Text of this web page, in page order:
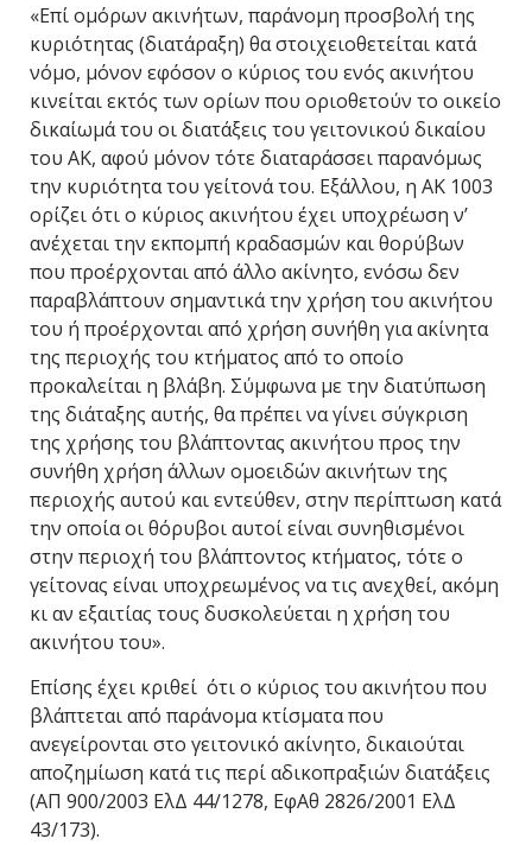
«Επί ομόρων ακινήτων, παράνομη προσβολή της
κυριότητας (διατάραξη) θα στοιχειοθετείται κατά
νόμο, μόνον εφόσον ο κύριος του ενός ακινήτου
κινείται εκτός των ορίων που οριοθετούν το οικείο
δικαίωμά του οι διατάξεις του γειτονικού δικαίου
του ΑΚ, αφού μόνον τότε διαταράσσει παρανόμως
την κυριότητα του γείτονά του. Εξάλλου, η ΑΚ 1003
ορίζει ότι ο κύριος ακινήτου έχει υποχρέωση ν’
ανέχεται την εκπομπή κραδασμών και θορύβων
που προέρχονται από άλλο ακίνητο, ενόσω δεν
παραβλάπτουν σημαντικά την χρήση του ακινήτου
του ή προέρχονται από χρήση συνήθη για ακίνητα
της περιοχής του κτήματος από το οποίο
προκαλείται η βλάβη. Σύμφωνα με την διατύπωση
της διάταξης αυτής, θα πρέπει να γίνει σύγκριση
της χρήσης του βλάπτοντας ακινήτου προς την
συνήθη χρήση άλλων ομοειδών ακινήτων της
περιοχής αυτού και εντεύθεν, στην περίπτωση κατά
την οποία οι θόρυβοι αυτοί είναι συνηθισμένοι
στην περιοχή του βλάπτοντος κτήματος, τότε ο
γείτονας είναι υποχρεωμένος να τις ανεχθεί, ακόμη
κι αν εξαιτίας τους δυσκολεύεται η χρήση του
ακινήτου του».
Επίσης έχει κριθεί ότι ο κύριος του ακινήτου που
βλάπτεται από παράνομα κτίσματα που
ανεγείρονται στο γειτονικό ακίνητο, δικαιούται
αποζημίωση κατά τις περί αδικοπραξιών διατάξεις
(ΑΠ 900/2003 ΕλΔ 44/1278, ΕφΑθ 2826/2001 ΕλΔ
43/173).